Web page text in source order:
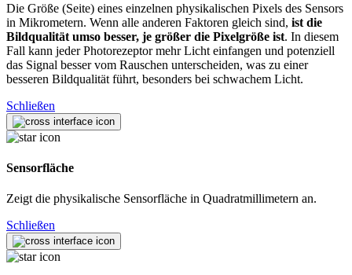
Die Größe (Seite) eines einzelnen physikalischen Pixels des Sensors
in Mikrometern. Wenn alle anderen Faktoren gleich sind, ist die
Bildqualität umso besser, je größer die Pixelgröße ist. In diesem
Fall kann jeder Photorezeptor mehr Licht einfangen und potenziell
das Signal besser vom Rauschen unterscheiden, was zu einer
besseren Bildqualität führt, besonders bei schwachem Licht.
Schließen
Sensorfläche
Zeigt die physikalische Sensorfläche in Quadratmillimetern an.
Schließen